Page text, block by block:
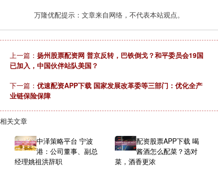
万隆优配提示：文章来自网络，不代表本站观点。
上一篇： 扬州股票配资网 普京反转，巴铁倒戈？和平委员会19国
已加入，中国伙伴站队美国？
下一篇： 优速配资APP下载 国家发展改革委等三部门：优化全产
业链保险保障
相关文章
中泽策略平台 宁波
港：公司董事、副总
经理姚祖洪辞职
配资股票APP下载 喝
酱酒怎么配菜？选对
菜，酒香更浓